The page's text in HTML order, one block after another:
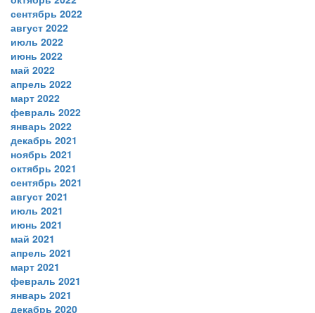
сентябрь 2022
август 2022
июль 2022
июнь 2022
май 2022
апрель 2022
март 2022
февраль 2022
январь 2022
декабрь 2021
ноябрь 2021
октябрь 2021
сентябрь 2021
август 2021
июль 2021
июнь 2021
май 2021
апрель 2021
март 2021
февраль 2021
январь 2021
декабрь 2020